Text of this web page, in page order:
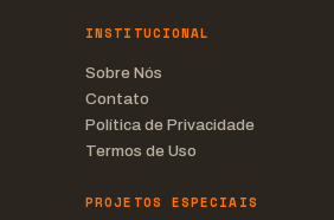
INSTITUCIONAL
Sobre Nós
Contato
Política de Privacidade
Termos de Uso
PROJETOS ESPECIAIS